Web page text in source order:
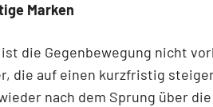
Marken
die Gegenbewegung nicht
die auf einen kurzfristig
nach dem Sprung über